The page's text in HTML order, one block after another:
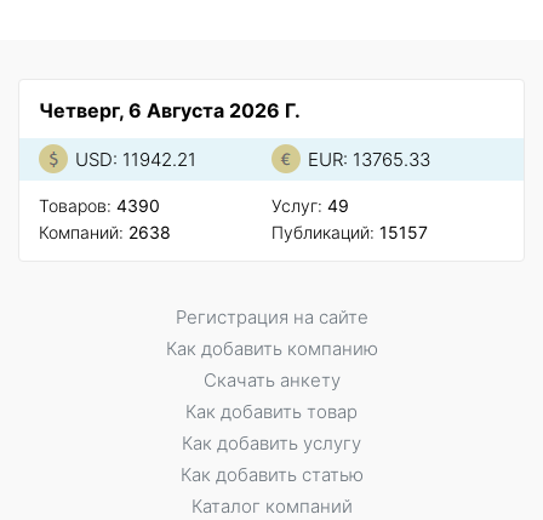
Четверг, 6 Августа 2026 Г.
USD: 11942.21 EUR: 13765.33
Товаров: 4390
Компаний: 2638
Услуг: 49
Публикаций: 15157
Регистрация на сайте
Как добавить компанию
Скачать анкету
Как добавить товар
Как добавить услугу
Как добавить статью
Каталог компаний